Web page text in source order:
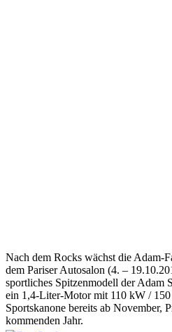
Nach dem Rocks wächst die Adam-
dem Pariser Autosalon (4. –
sportliches Spitzenmodell der Adam
ein 1,4-Liter-Motor mit 110 kW /
Sportskanone bereits ab November,
kommenden Jahr.